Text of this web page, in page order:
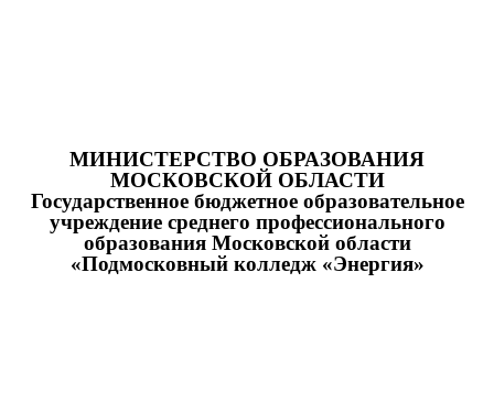
МИНИСТЕРСТВО ОБРАЗОВАНИЯ
МОСКОВСКОЙ ОБЛАСТИ
Государственное бюджетное образовательное
учреждение среднего профессионального
образования Московской области
«Подмосковный колледж «Энергия»